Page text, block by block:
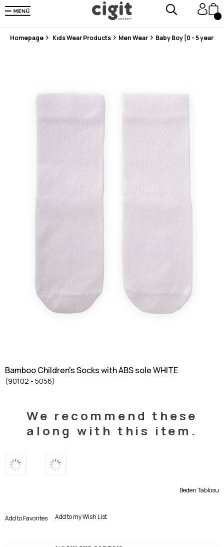
En Uygun Fiyat Garantisi !
300₺ ve Üzeri Alışverişlerde Kargo Ücretsiz !
Homepage Kıds Wear Products Men Wear Baby Boy [0 - 5 years]
Bamboo Children's Socks with ABS sole WHITE
(90102 - 5056)
We recommend these
along with this item.
Beden Tablosu
Add to Favorites Add to my Wish List